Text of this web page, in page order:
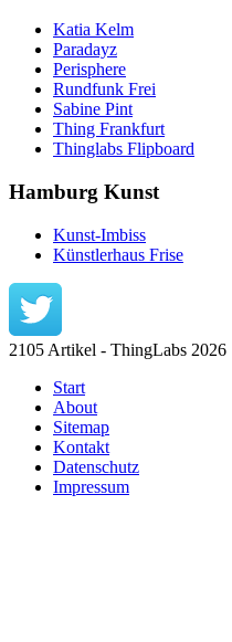
Katia Kelm
Paradayz
Perisphere
Rundfunk Frei
Sabine Pint
Thing Frankfurt
Thinglabs Flipboard
Hamburg Kunst
Kunst-Imbiss
Künstlerhaus Frise
2105 Artikel - ThingLabs 2026
Start
About
Sitemap
Kontakt
Datenschutz
Impressum